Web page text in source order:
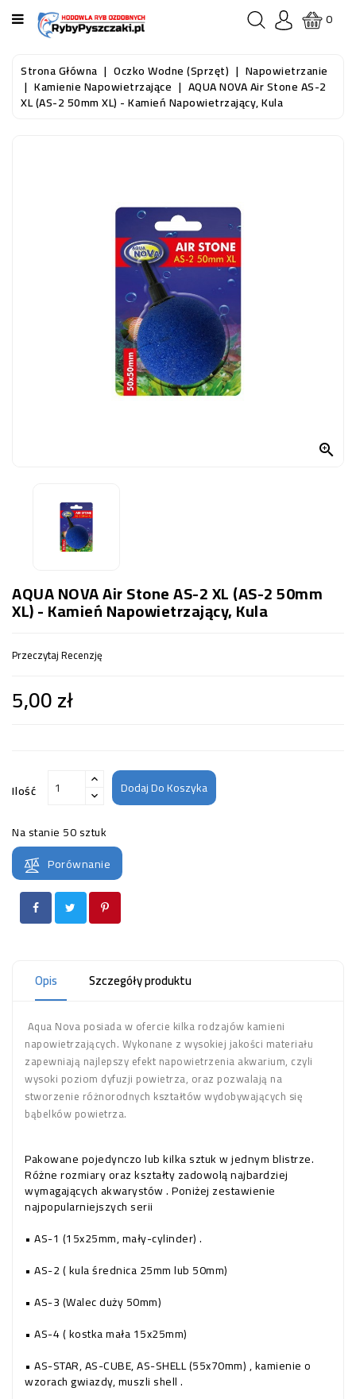
KATEGORIA
STRONA
GŁÓWNA
0
Strona Główna Oczko Wodne (sprzęt) Napowietrzanie
Kamienie Napowietrzające AQUA NOVA Air Stone AS-2
XL (AS-2 50mm XL) - Kamień Napowietrzający, Kula

AQUA NOVA Air Stone AS-2 XL (AS-2 50mm
XL) - Kamień Napowietrzający, Kula
Przeczytaj Recenzję
5,00 zł
Ilość Dodaj Do Koszyka
Na stanie 50 sztuk
Porównanie
Opis Szczegóły produktu
Aqua Nova posiada w ofercie kilka rodzajów kamieni
napowietrzających. Wykonane z wysokiej jakości materiału
zapewniają najlepszy efekt napowietrzenia akwarium, czyli
wysoki poziom dyfuzji powietrza, oraz pozwalają na
stworzenie różnorodnych kształtów wydobywających się
bąbelków powietrza.
Pakowane pojedynczo lub kilka sztuk w jednym blistrze.
Różne rozmiary oraz kształty zadowolą najbardziej
wymagających akwarystów . Poniżej zestawienie
najpopularniejszych serii
• AS-1 (15x25mm, mały-cylinder) .
• AS-2 ( kula średnica 25mm lub 50mm)
• AS-3 (Walec duży 50mm)
• AS-4 ( kostka mała 15x25mm)
• AS-STAR, AS-CUBE, AS-SHELL (55x70mm) , kamienie o
wzorach gwiazdy, muszli shell .